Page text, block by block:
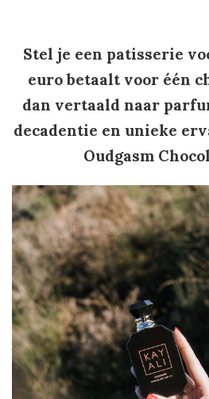
Stel je een patisserie
euro betaalt voor één
dan vertaald naar
decadentie en unieke
Oudgasm